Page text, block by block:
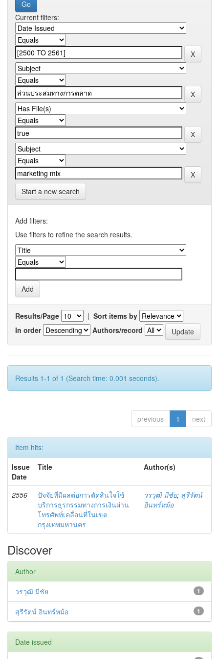
Current filters:
Start a new search
Add filters:
Use filters to refine the search results.
Results/Page | Sort items by
In order
Authors/record
Results 1-1 of 1 (Search time: 0.001 seconds).
previous 1 next
Item hits:
Issue
Date
Title Author(s)
2556
ปัจจัยที่มีผลต่อการตัดสินใจใช้
บริการธุรกรรมทางการเงินผ่าน
โทรศัพท์เคลื่อนที่ในเขต
กรุงเทพมหานคร
วรวุฒิ มีชัย; สุรีรัตน์
อินทร์หม้อ
Discover
Author
1
วรวุฒิ มีชัย
1
สุรีรัตน์ อินทร์หม้อ
Date issued